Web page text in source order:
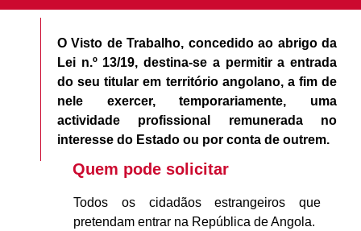
O Visto de Trabalho, concedido ao abrigo da
Lei n.º 13/19, destina-se a permitir a entrada
do seu titular em território angolano, a fim de
nele exercer, temporariamente, uma
actividade profissional remunerada no
interesse do Estado ou por conta de outrem.
Quem pode solicitar
Todos os cidadãos estrangeiros que
pretendam entrar na República de Angola.